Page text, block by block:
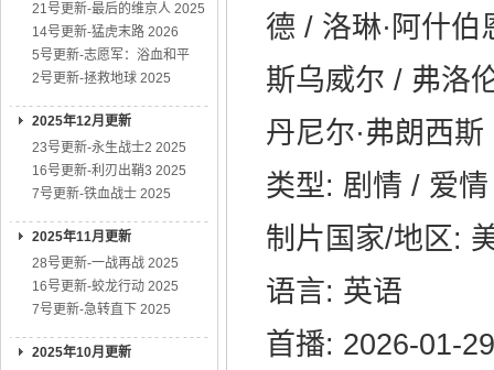
21号更新-最后的维京人 2025
14号更新-猛虎末路 2026
5号更新-志愿军：浴血和平
2号更新-拯救地球 2025
2025年12月更新
23号更新-永生战士2 2025
16号更新-利刃出鞘3 2025
7号更新-铁血战士 2025
2025年11月更新
28号更新-一战再战 2025
16号更新-蛟龙行动 2025
7号更新-急转直下 2025
2025年10月更新
德 / 洛琳·阿什伯
斯乌威尔 / 弗洛
丹尼尔·弗朗西斯
类型: 剧情 / 爱情
制片国家/地区:
语言: 英语
首播: 2026-01-